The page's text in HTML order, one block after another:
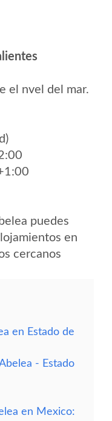
el nvel del mar.
puedes
en
cercanos
en Estado de
- Estado
en Mexico: